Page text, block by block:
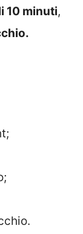
10 minuti,